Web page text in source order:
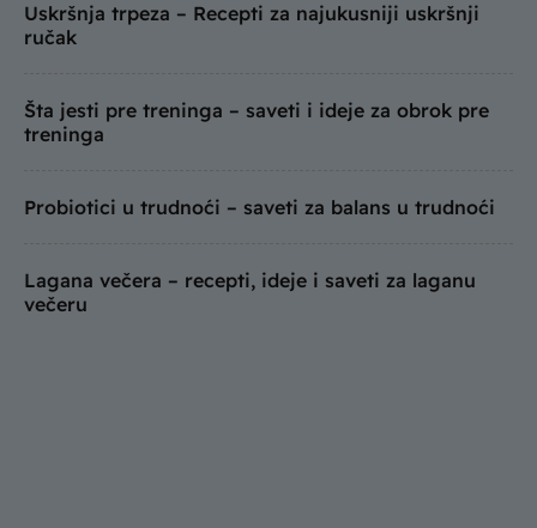
Uskršnja trpeza – Recepti za najukusniji uskršnji
ručak
Šta jesti pre treninga – saveti i ideje za obrok pre
treninga
Probiotici u trudnoći – saveti za balans u trudnoći
Lagana večera – recepti, ideje i saveti za laganu
večeru